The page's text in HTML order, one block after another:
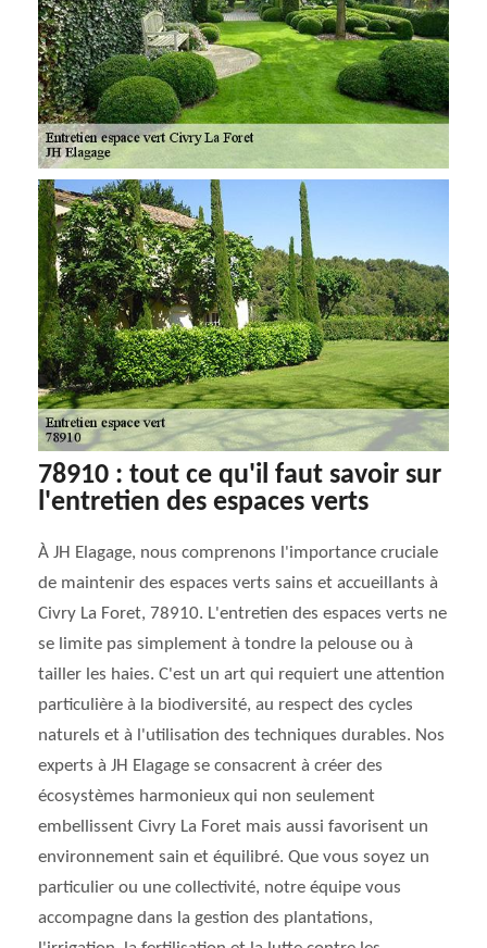
78910 : tout ce qu'il faut savoir sur
l'entretien des espaces verts
À JH Elagage, nous comprenons l'importance cruciale
de maintenir des espaces verts sains et accueillants à
Civry La Foret, 78910. L'entretien des espaces verts ne
se limite pas simplement à tondre la pelouse ou à
tailler les haies. C'est un art qui requiert une attention
particulière à la biodiversité, au respect des cycles
naturels et à l'utilisation des techniques durables. Nos
experts à JH Elagage se consacrent à créer des
écosystèmes harmonieux qui non seulement
embellissent Civry La Foret mais aussi favorisent un
environnement sain et équilibré. Que vous soyez un
particulier ou une collectivité, notre équipe vous
accompagne dans la gestion des plantations,